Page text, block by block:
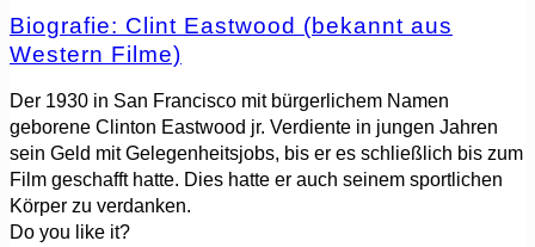
Biografie: Clint Eastwood (bekannt aus
Western Filme)
Der 1930 in San Francisco mit bürgerlichem Namen
geborene Clinton Eastwood jr. Verdiente in jungen Jahren
sein Geld mit Gelegenheitsjobs, bis er es schließlich bis zum
Film geschafft hatte. Dies hatte er auch seinem sportlichen
Körper zu verdanken.
Do you like it?